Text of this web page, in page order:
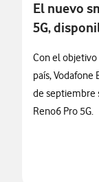
El nuevo
5G,
Con el
país, Vodafone
de septiembre
Reno6 Pro 5G.